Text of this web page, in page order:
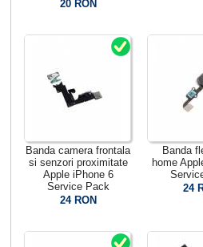
20 RON
Banda camera frontala
si senzori proximitate
Apple iPhone 6
Service Pack
24 RON
Banda
home
24